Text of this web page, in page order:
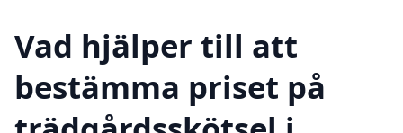
Vad hjälper till att
bestämma priset på